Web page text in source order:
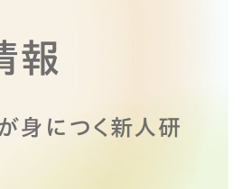
報
身につく新人研